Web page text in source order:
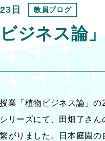
日 教員ブログ
ビジネス論
業「植物ビジネス論」
シリーズにて、田畑了さ
がりました。日本庭園